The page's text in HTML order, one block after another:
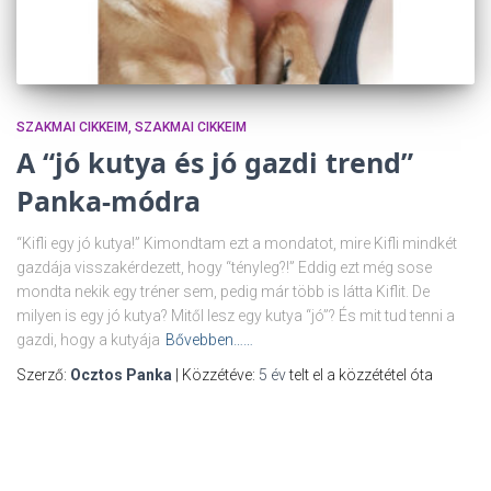
SZAKMAI CIKKEIM SZAKMAI CIKKEIM
A “jó kutya és jó gazdi trend”
Panka-módra
“Kifli egy jó kutya!” Kimondtam ezt a mondatot, mire Kifli mindkét
gazdája visszakérdezett, hogy “tényleg?!” Eddig ezt még sose
mondta nekik egy tréner sem, pedig már több is látta Kiflit. De
milyen is egy jó kutya? Mitől lesz egy kutya “jó”? És mit tud tenni a
gazdi, hogy a kutyája Bővebben……
Szerző: Ocztos Panka | Közzétéve: 5 évtelt el a közzététel óta